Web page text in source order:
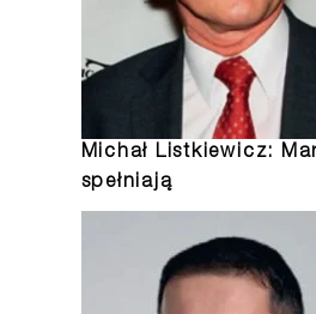
Michał Listkiewicz:
spełniają